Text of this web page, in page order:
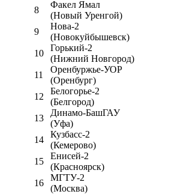
8
Факел Ямал
(Новый Уренгой)
9
Нова-2
(Новокуйбышевск)
10
Горький-2
(Нижний Новгород)
11
Оренбуржье-УОР
(Оренбург)
12
Белогорье-2
(Белгород)
13
Динамо-БашГАУ
(Уфа)
14
Кузбасс-2
(Кемерово)
15
Енисей-2
(Красноярск)
16
МГТУ-2
(Москва)